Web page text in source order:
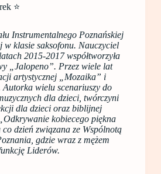
⭐️
Instrumentalnego Poznańskiej
w klasie saksofonu. Nauczyciel
2015-2017 współtworzyła
„Jalopeno”. Przez wiele lat
artystycznej „Mozaika” i
Autorka wielu scenariuszy do
dla dzieci, twórczyni
dla dzieci oraz biblijnej
kobiecego piękna
dzień związana ze Wspólnotą
gdzie wraz z mężem
Liderów.